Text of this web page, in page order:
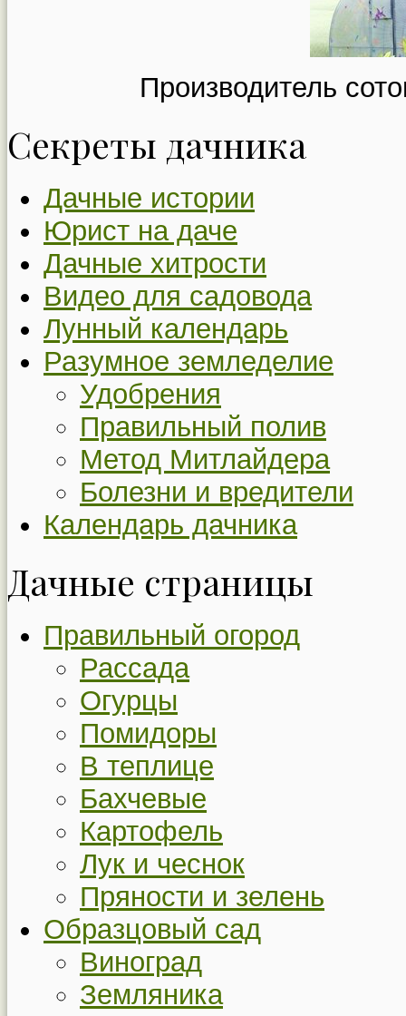
Производитель
Секреты дачника
Дачные истории
Юрист на даче
Дачные хитрости
Видео для садовода
Лунный календарь
Разумное земледелие
Удобрения
Правильный полив
Метод Митлайдера
Болезни и вредители
Календарь дачника
Дачные страницы
Правильный огород
Рассада
Огурцы
Помидоры
В теплице
Бахчевые
Картофель
Лук и чеснок
Пряности и зелень
Образцовый сад
Виноград
Земляника